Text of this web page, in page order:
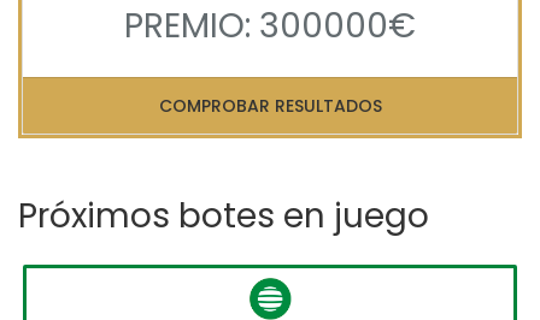
PREMIO: 300000€
COMPROBAR RESULTADOS
Próximos botes en juego